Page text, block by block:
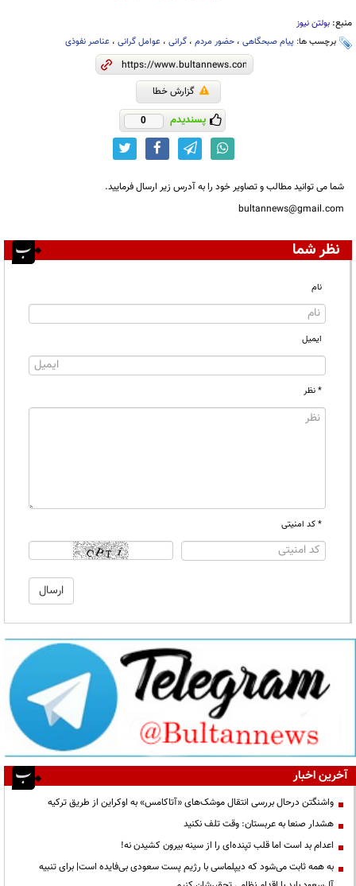
منبع: بولتن نیوز
برچسب ها: پیام صبحگاهی ، حضور مردم ، گرانی ، عوامل گرانی ، عناصر نفوذی
گزارش خطا
پسندیدم 0
شما می توانید مطالب و تصاویر خود را به آدرس زیر ارسال فرمایید.
bultannews@gmail.com
نظر شما
نام
ایمیل
* نظر
* کد امنیتی
آخرین اخبار
واشنگتن درحال بررسی انتقال موشک‌های «آتاکامس» به اوکراین از طریق ترکیه
هشدار صنعا به عربستان: وقت تلف نکنید
اعدام بد است اما قلب تپنده‌ای را از سینه بیرون کشیدن نه!
به همه ثابت می‌شود که دیپلماسی با رژیم پست سعودی بی‌فایده است| برای تنبیه